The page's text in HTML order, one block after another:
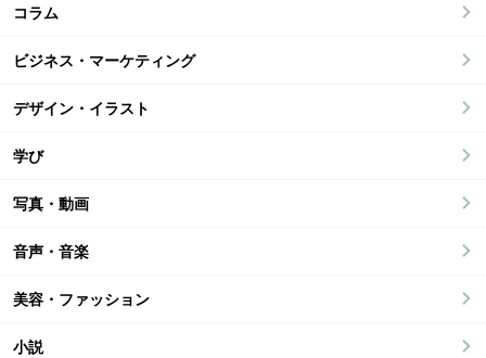
コラム
ビジネス・マーケティング
デザイン・イラスト
学び
写真・動画
音声・音楽
美容・ファッション
小説